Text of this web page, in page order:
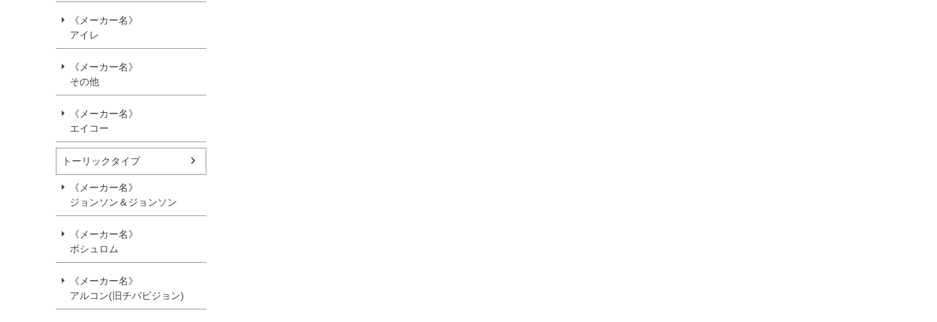
《メーカー名》
アイレ
《メーカー名》
その他
《メーカー名》
エイコー
トーリックタイプ
《メーカー名》
ジョンソン＆ジョンソン
《メーカー名》
ボシュロム
《メーカー名》
アルコン(旧チバビジョン)